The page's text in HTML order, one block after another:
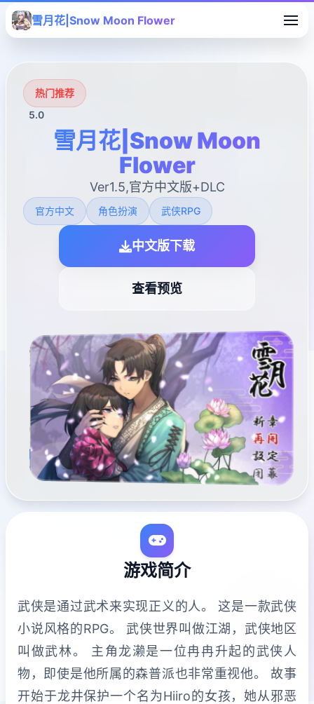
雪月花|Snow Moon Flower
热门推荐
5.0
雪月花|Snow Moon
Flower
Ver1.5,官方中文版+DLC
官方中文 角色扮演 武侠RPG
中文版下载
查看预览
游戏简介
武侠是通过武术来实现正义的人。 这是一款武侠
小说风格的RPG。 武侠世界叫做江湖，武侠地区
叫做武林。 主角龙濑是一位冉冉升起的武侠人
物，即使是他所属的森普派也非常重视他。 故事
开始于龙井保护一个名为Hiiro的女孩，她从邪恶